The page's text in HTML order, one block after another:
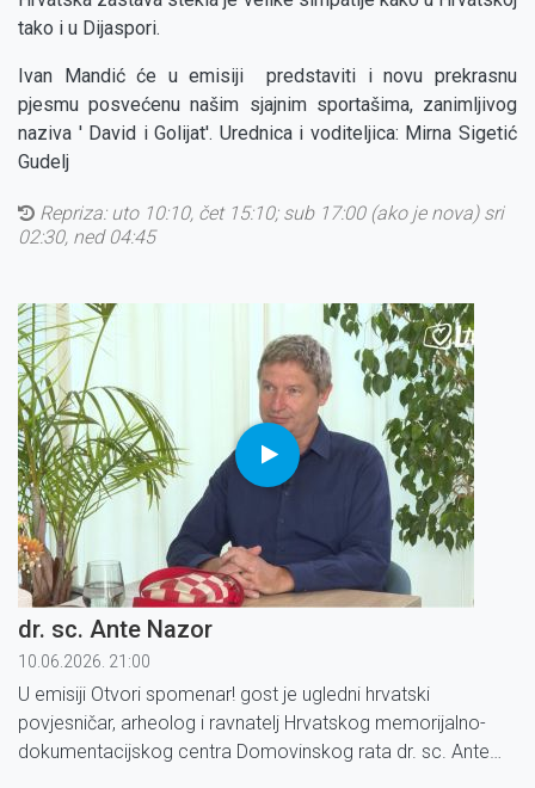
tako i u Dijaspori.
Ivan Mandić će u emisiji predstaviti i novu prekrasnu
pjesmu posvećenu našim sjajnim sportašima, zanimljivog
naziva ' David i Golijat'. Urednica i voditeljica: Mirna Sigetić
Gudelj
Repriza: uto 10:10, čet 15:10; sub 17:00 (ako je nova) sri
02:30, ned 04:45
dr. sc. Ante Nazor
10.06.2026. 21:00
U emisiji Otvori spomenar! gost je ugledni hrvatski
povjesničar, arheolog i ravnatelj Hrvatskog memorijalno-
dokumentacijskog centra Domovinskog rata dr. sc. Ante